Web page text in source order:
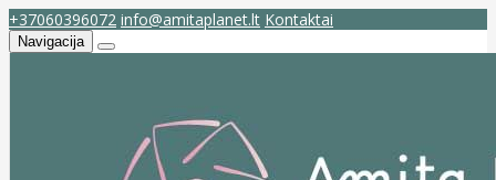
+37060396072 info@amitaplanet.lt Kontaktai
Navigacija